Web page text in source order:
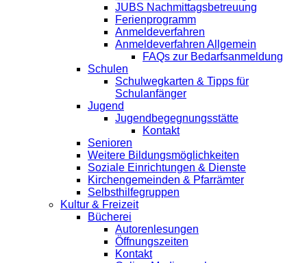
JUBS Nachmittagsbetreuung
Ferienprogramm
Anmeldeverfahren
Anmeldeverfahren Allgemein
FAQs zur Bedarfsanmeldung
Schulen
Schulwegkarten & Tipps für
Schulanfänger
Jugend
Jugendbegegnungsstätte
Kontakt
Senioren
Weitere Bildungsmöglichkeiten
Soziale Einrichtungen & Dienste
Kirchengemeinden & Pfarrämter
Selbsthilfegruppen
Kultur & Freizeit
Bücherei
Autorenlesungen
Öffnungszeiten
Kontakt